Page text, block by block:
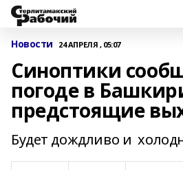
Новости 24 АПРЕЛЯ , 05:07
Синоптики
погоде в
предстоящие
Будет дождливо и